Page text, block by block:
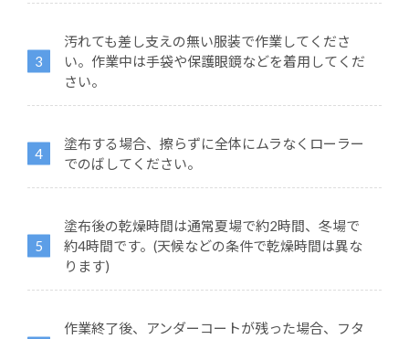
汚れても差し支えの無い服装で作業してくださ
い。作業中は手袋や保護眼鏡などを着用してくだ
さい。
塗布する場合、擦らずに全体にムラなくローラー
でのばしてください。
塗布後の乾燥時間は通常夏場で約2時間、冬場で
約4時間です。(天候などの条件で乾燥時間は異な
ります)
作業終了後、アンダーコートが残った場合、フタ